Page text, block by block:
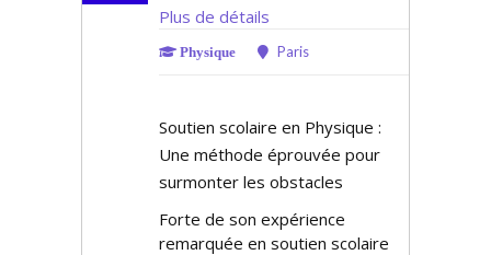
Plus de détails
Physique Paris
Soutien scolaire en Physique :
Une méthode éprouvée pour
surmonter les obstacles
Forte de son expérience
remarquée en soutien scolaire